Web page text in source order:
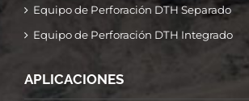
Equipo de Perforación DTH Separado
Equipo de Perforación DTH Integrado
APLICACIONES